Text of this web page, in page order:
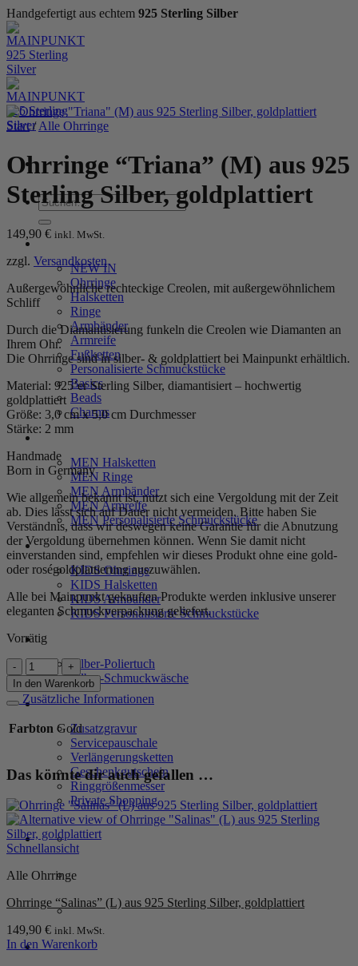
Handgefertigt aus echtem 925 Sterling Silber
Zum
Inhalt
springen
Suchen
nach:
NEW IN
Ohrringe
Halsketten
Ringe
Armbänder
Armreife
Fußketten
Personalisierte Schmuckstücke
Basics
Beads
Charms
MEN
MEN Halsketten
MEN Ringe
MEN Armbänder
MEN Armreife
MEN Personalisierte Schmuckstücke
KIDS
KIDS Ohrringe
KIDS Halsketten
KIDS Armbänder
KIDS Personalisierte Schmuckstücke
PRODUKTPFLEGE
Silber-Poliertuch
Silber-Schmuckwäsche
SERVICE
Zusatzgravur
Servicepauschale
Verlängerungsketten
Geschenkgutschein
Ringgrößenmesser
Private Shopping
Anmelden / Registrieren
Start / Alle Ohrringe
Ohrringe “Triana” (M) aus 925
Sterling Silber, goldplattiert
149,90 € inkl. MwSt.
zzgl. Versandkosten
Außergewöhnliche rechteckige Creolen, mit außergewöhnlichem
Schliff
Durch die Diamantisierung funkeln die Creolen wie Diamanten an
Ihrem Ohr.
Die Ohrringe sind in silber- & goldplattiert bei Mainpunkt erhältlich.
Material: 925’er Sterling Silber, diamantisiert – hochwertig
goldplattiert
Größe: 3,0 cm x 5,0 cm Durchmesser
Stärke: 2 mm
Handmade
Born in Germany
Wie allgemein bekannt ist, nutzt sich eine Vergoldung mit der Zeit
ab. Dies lässt sich auf Dauer nicht vermeiden. Bitte haben Sie
Verständnis, dass wir deswegen keine Garantie für die Abnutzung
der Vergoldung übernehmen können. Wenn Sie damit nicht
einverstanden sind, empfehlen wir dieses Produkt ohne eine gold-
oder roségoldplattierung auszuwählen.
Alle bei Mainpunkt gekauften Produkte werden inklusive unserer
eleganten Schmuckverpackung geliefert.
Vorrätig
Ohrringe
"Triana"
(M)
aus
925
Sterling
goldplattiert
Menge
In den Warenkorb
Zusätzliche Informationen
Farbton Gold
Das könnte dir auch gefallen …
Schnellansicht
Alle Ohrringe
Ohrringe “Salinas” (L) aus 925 Sterling Silber, goldplattiert
149,90 € inkl. MwSt.
In den Warenkorb